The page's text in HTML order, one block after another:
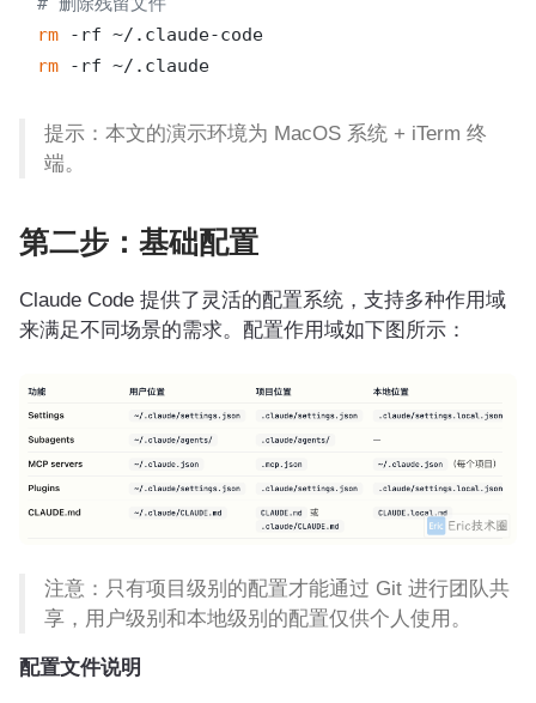
rm
rm -rf ~/.claude
提示：本文的演示环境为 MacOS 系统 + iTerm 终
端。
第二步：基础配置
Claude Code 提供了灵活的配置系统，支持多种作用域
来满足不同场景的需求。配置作用域如下图所示：
注意：只有项目级别的配置才能通过 Git 进行团队共
享，用户级别和本地级别的配置仅供个人使用。
配置文件说明